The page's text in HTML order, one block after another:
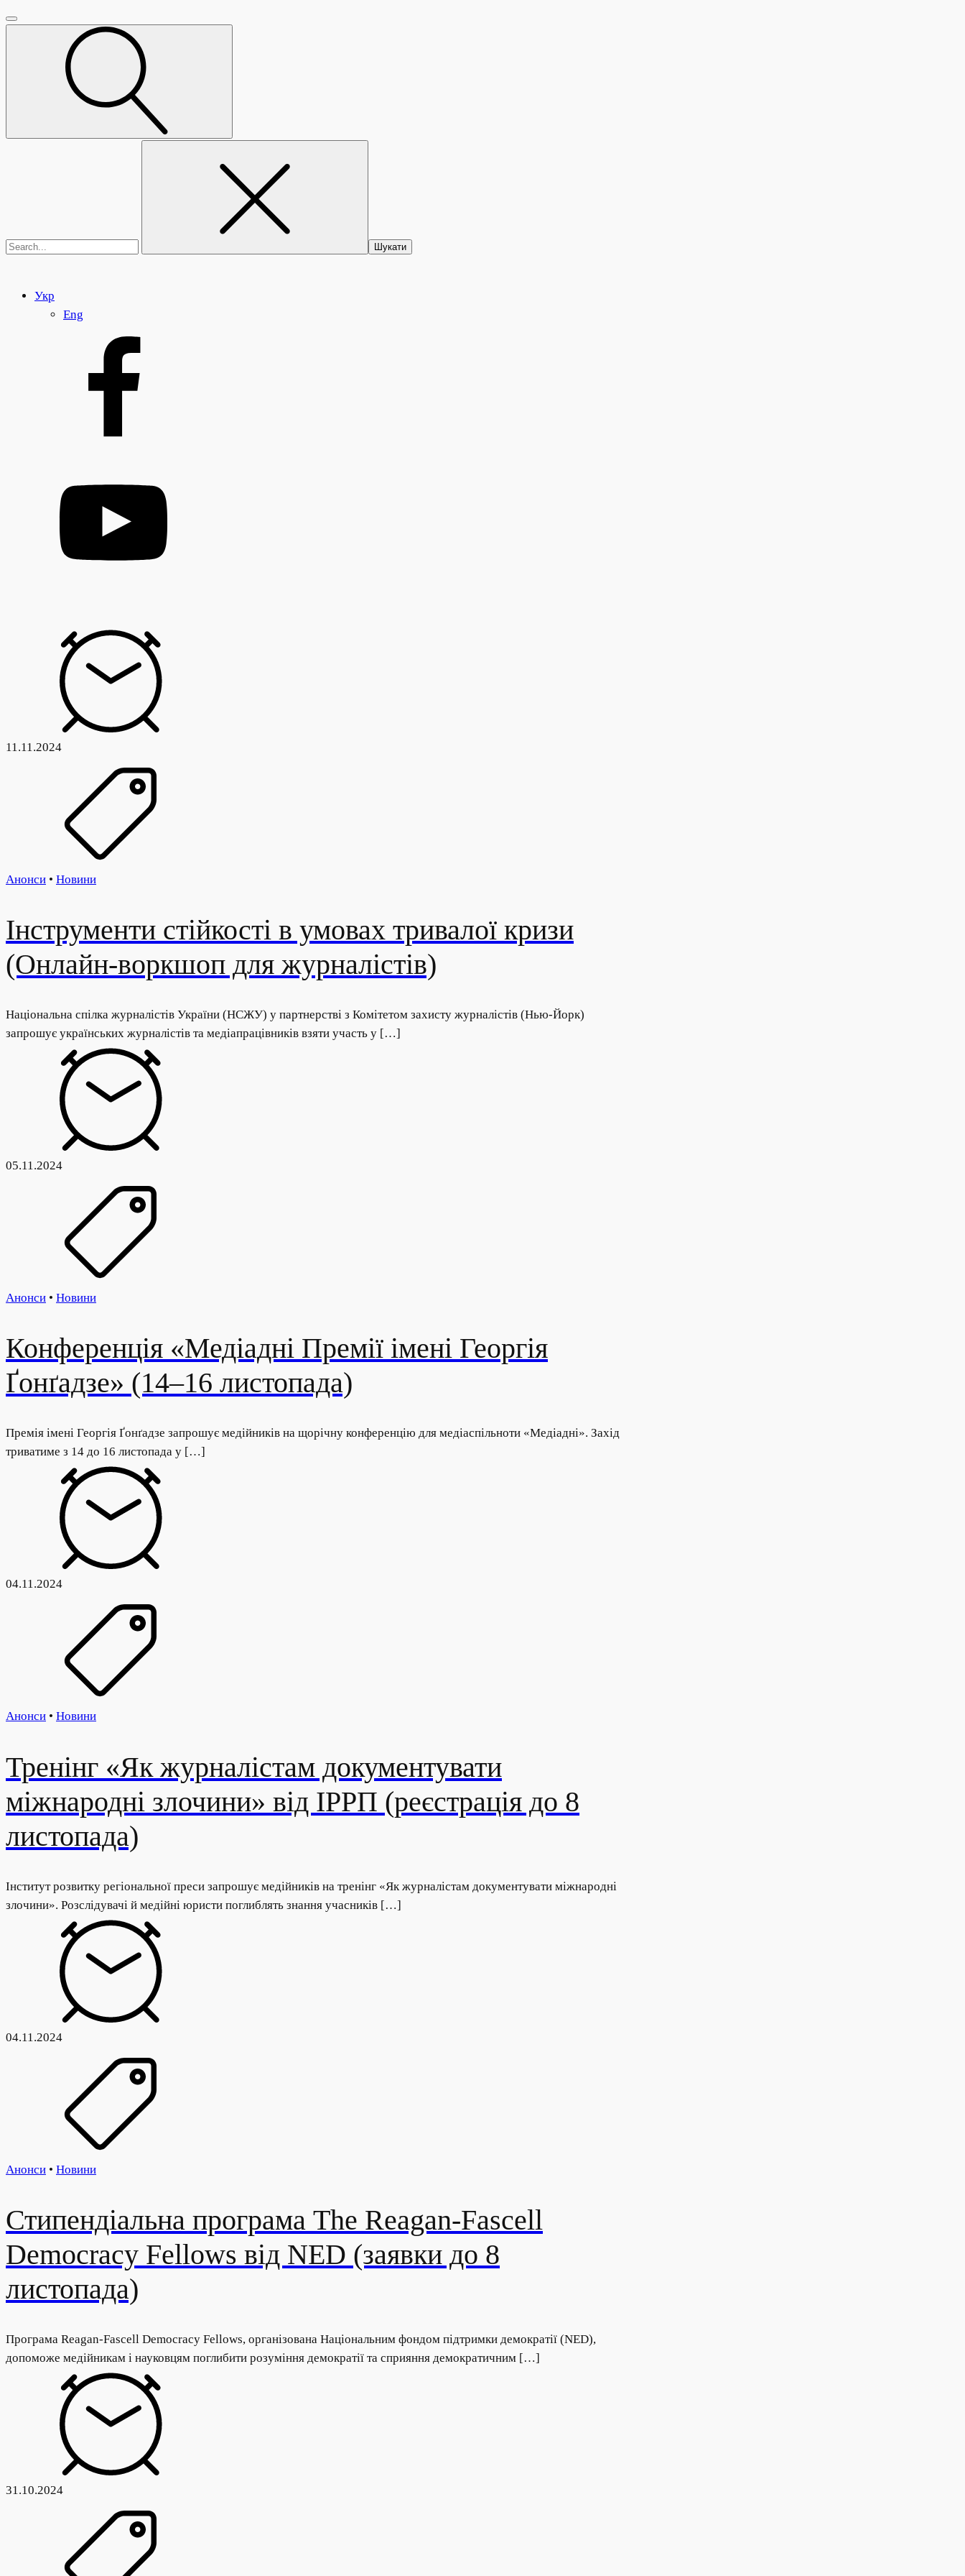
Укр
Eng
11.11.2024
Анонси • Новини
Інструменти стійкості в умовах тривалої кризи
(Онлайн-воркшоп для журналістів)
Національна спілка журналістів України (НСЖУ) у партнерстві з Комітетом захисту журналістів (Нью-Йорк)
запрошує українських журналістів та медіапрацівників взяти участь у […]
05.11.2024
Анонси • Новини
Конференція «Медіадні Премії імені Георгія
Ґонґадзе» (14–16 листопада)
Премія імені Георгія Ґонґадзе запрошує медійників на щорічну конференцію для медіаспільноти «Медіадні». Захід
триватиме з 14 до 16 листопада у […]
04.11.2024
Анонси • Новини
Тренінг «Як журналістам документувати
міжнародні злочини» від ІРРП (реєстрація до 8
листопада)
Інститут розвитку регіональної преси запрошує медійників на тренінг «Як журналістам документувати міжнародні
злочини». Розслідувачі й медійні юристи поглиблять знання учасників […]
04.11.2024
Анонси • Новини
Стипендіальна програма The Reagan-Fascell
Democracy Fellows від NED (заявки до 8
листопада)
Програма Reagan-Fascell Democracy Fellows, організована Національним фондом підтримки демократії (NED),
допоможе медійникам і науковцям поглибити розуміння демократії та сприяння демократичним […]
31.10.2024